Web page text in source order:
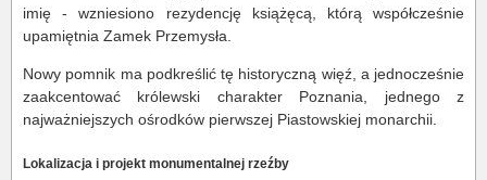
imię - wzniesiono rezydencję książęcą, którą współcześnie
upamiętnia Zamek Przemysła.
Nowy pomnik ma podkreślić tę historyczną więź, a jednocześnie
zaakcentować królewski charakter Poznania, jednego z
najważniejszych ośrodków pierwszej Piastowskiej monarchii.
Lokalizacja i projekt monumentalnej rzeźby